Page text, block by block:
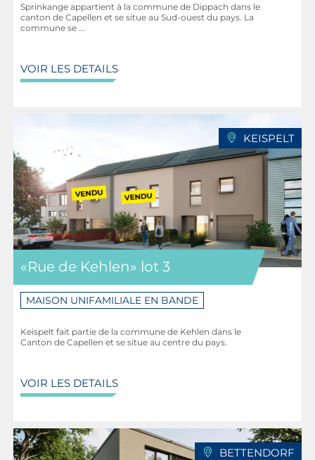
Sprinkange appartient à la commune de Dippach dans le
canton de Capellen et se situe au Sud-ouest du pays. La
commune se ...
VOIR LES DETAILS
KEISPELT
«Rue de Kehlen» lot 3
MAISON UNIFAMILIALE EN BANDE
Keispelt fait partie de la commune de Kehlen dans le
Canton de Capellen et se situe au centre du pays.
VOIR LES DETAILS
BETTENDORF